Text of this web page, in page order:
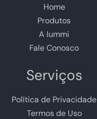
Home
Produtos
A Iummi
Fale Conosco
Serviços
Política de Privacidade
Termos de Uso